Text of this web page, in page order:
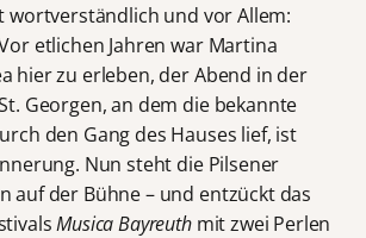
wortverständlich und vor Allem:
etlichen Jahren war Martina
hier zu erleben, der Abend in der
Georgen, an dem die bekannte
den Gang des Hauses lief, ist
Nun steht die Pilsener
auf der Bühne – und entzückt das
Musica Bayreuth mit zwei Perlen